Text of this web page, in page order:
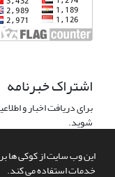
این وب سایت از کوکی ها
خدمات استفاده می کند.
اشتراک خبرنامه
برای دریافت اخبار و
شوید.